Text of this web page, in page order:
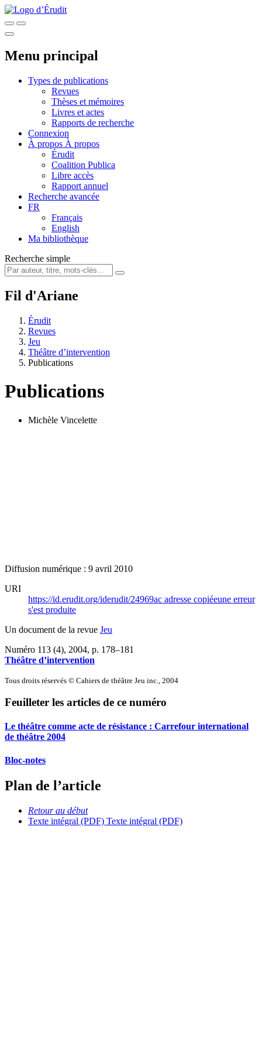
Menu principal
Types de publications
Revues
Thèses et mémoires
Livres et actes
Rapports de recherche
Connexion
À propos À propos
Érudit
Coalition Publica
Libre accès
Rapport annuel
Recherche avancée
FR
Français
English
Ma bibliothèque
Recherche simple
Fil d'Ariane
Érudit
Revues
Jeu
Théâtre d’intervention
Publications
Publications
Michèle Vincelette
Diffusion numérique : 9 avril 2010
URI
https://id.erudit.org/iderudit/24969ac adresse copiéeune erreur
s'est produite
Un document de la revue Jeu
Numéro 113 (4), 2004, p. 178–181
Théâtre d’intervention
Tous droits réservés © Cahiers de théâtre Jeu inc., 2004
Feuilleter les articles de ce numéro
Le théâtre comme acte de résistance : Carrefour international
de théâtre 2004
Bloc-notes
Plan de l’article
Retour au début
Texte intégral (PDF) Texte intégral (PDF)